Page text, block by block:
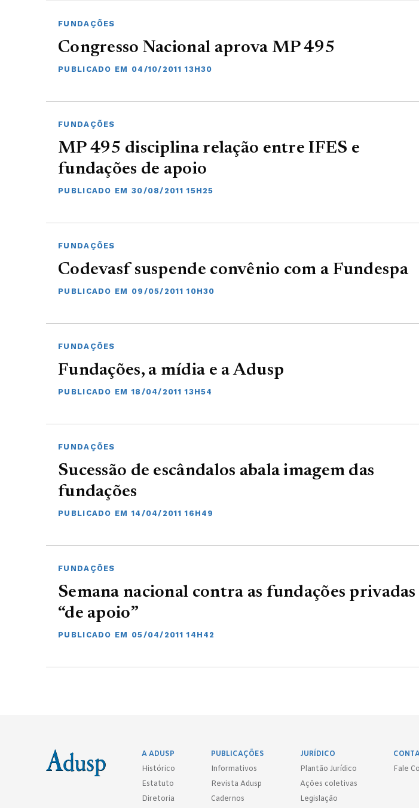
FUNDAÇÕES
Congresso Nacional aprova MP 495
PUBLICADO EM 04/10/2011 13H30
FUNDAÇÕES
MP 495 disciplina relação entre IFES e
fundações de apoio
PUBLICADO EM 30/08/2011 15H25
FUNDAÇÕES
Codevasf suspende convênio com a Fundespa
PUBLICADO EM 09/05/2011 10H30
FUNDAÇÕES
Fundações, a mídia e a Adusp
PUBLICADO EM 18/04/2011 13H54
FUNDAÇÕES
Sucessão de escândalos abala imagem das
fundações
PUBLICADO EM 14/04/2011 16H49
FUNDAÇÕES
Semana nacional contra as fundações privadas
“de apoio”
PUBLICADO EM 05/04/2011 14H42
A ADUSP
Histórico
Estatuto
Diretoria
PUBLICAÇÕES
Informativos
Revista Adusp
Cadernos
JURÍDICO
Plantão Jurídico
Ações coletivas
Legislação
Fale